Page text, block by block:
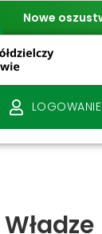
LOGOWANIE
Władze